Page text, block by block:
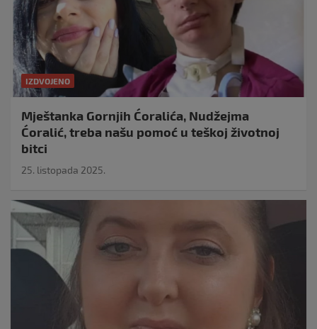
IZDVOJENO
Mještanka Gornjih Ćoralića, Nudžejma
Ćoralić, treba našu pomoć u teškoj životnoj
bitci
25. listopada 2025.